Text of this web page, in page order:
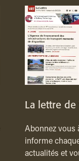
La lettre de
Abonnez vous
informe
actualités et